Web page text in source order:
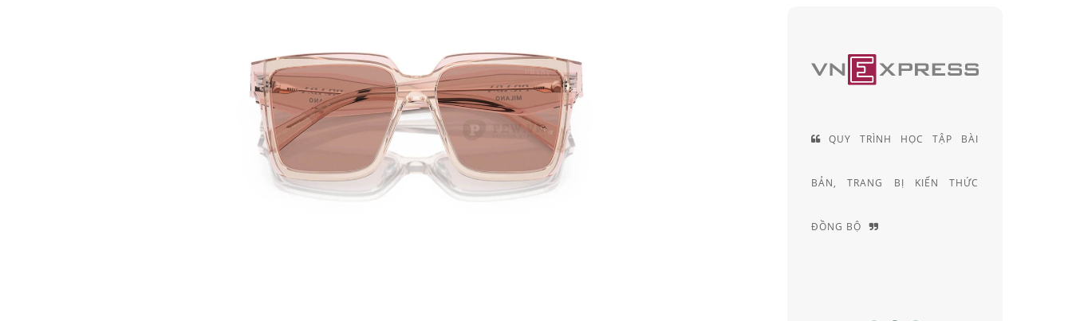
PATRICK EYEWEAR HIỆN LÀ
ĐƠN VỊ PHÂN PHỐI CÁC SẢN
QUY TRÌNH HỌC TẬP BÀI
BẢN, TRANG BỊ KIẾN THỨC
ĐỘI NGŨ KỸ THUẬT VIÊN
KHÚC XẠ HƠN 20 NĂM KINH